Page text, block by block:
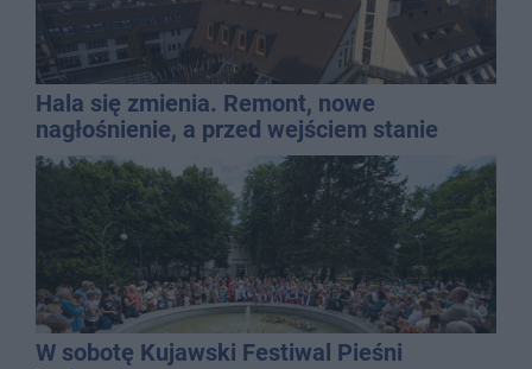
Hala się zmienia. Remont, nowe
nagłośnienie, a przed wejściem stanie
QEMETICA ARENA
W sobotę Kujawski Festiwal Pieśni